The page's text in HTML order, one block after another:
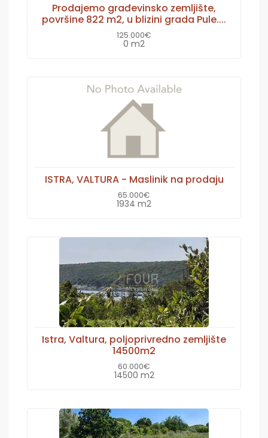
Prodajemo građevinsko zemljište,
površine 822 m2, u blizini grada Pule....
125.000€
0 m2
ISTRA, VALTURA - Maslinik na prodaju
65.000€
1934 m2
Istra, Valtura, poljoprivredno zemljište
14500m2
60.000€
14500 m2